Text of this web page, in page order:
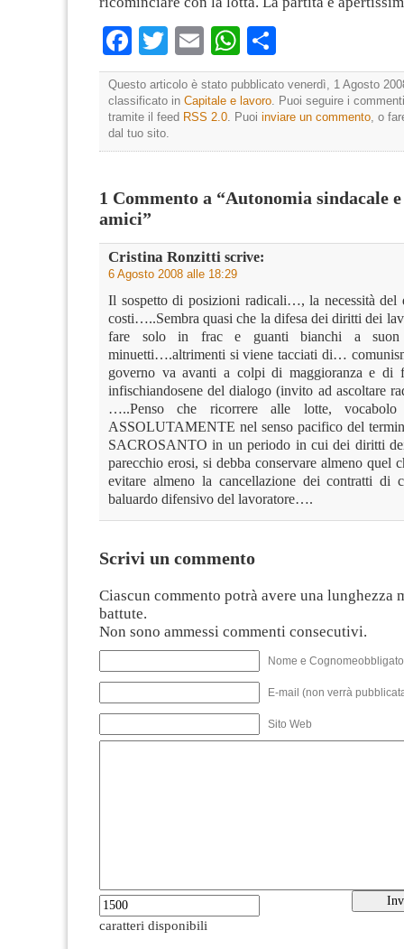
Facebook
TwitterEmailWhatsApp
Questo articolo è stato pubblicato venerdì, 1 Agosto
classificato in Capitale e lavoro . Puoi seguire i
tramite il feed RSS 2.0 . Puoi inviare un commento , o
dal tuo sito.
1 Commento a “Autonomia sindacale
amici”
Cristina Ronzitti scrive:
6 Agosto 2008 alle 18:29
Il sospetto di posizioni radicali…, la necessità del
costi…..Sembra quasi che la difesa dei diritti dei
fare solo in frac e guanti bianchi a
minuetti….altrimenti si viene tacciati di…
governo va avanti a colpi di maggioranza e di
infischiandosene del dialogo (invito ad ascoltare
…..Penso che ricorrere alle lotte, vocabolo
ASSOLUTAMENTE nel senso pacifico del
SACROSANTO in un periodo in cui dei diritti
parecchio erosi, si debba conservare almeno quel
evitare almeno la cancellazione dei contratti di
baluardo difensivo del lavoratore….
Scrivi un commento
Ciascun commento potrà avere una lunghezza
battute.
Non sono ammessi commenti consecutivi.
Nome e
E-mail (non verrà
Sito Web
caratteri disponibili